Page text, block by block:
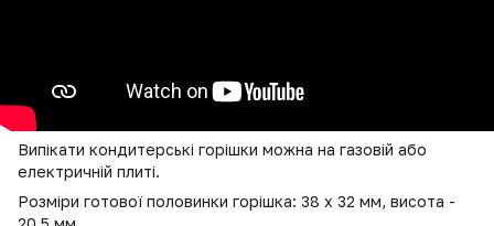
Випікати кондитерські горішки можна на газовій або
електричній плиті.
Розміри готової половинки горішка: 38 х 32 мм, висота -